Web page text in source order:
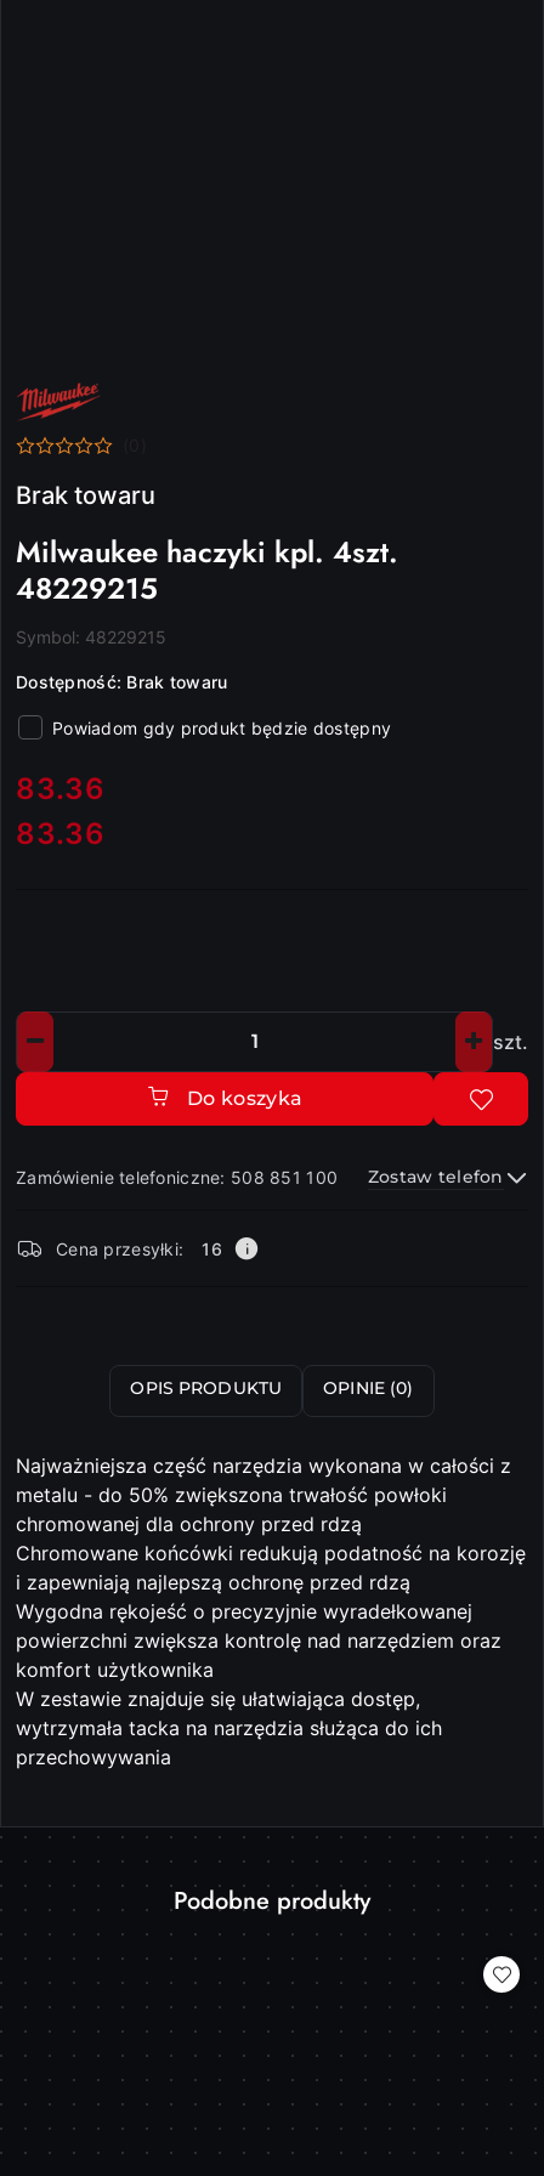
NAZWA
PRODUCENTA:
MILWAUKEE
Brak towaru
Milwaukee haczyki kpl. 4szt.
48229215
Symbol: 48229215
Dostępność: Brak towaru
Powiadom gdy produkt będzie dostępny
cena:
83.36
Cena:
83.36
Ilość szt.
Do koszyka
Zamówienie telefoniczne: 508 851 100 Zostaw telefon
i
Cena przesyłki: 16
OPIS PRODUKTU OPINIE (0)
Najważniejsza część narzędzia wykonana w całości z
metalu - do 50% zwiększona trwałość powłoki
chromowanej dla ochrony przed rdzą
Chromowane końcówki redukują podatność na korozję
i zapewniają najlepszą ochronę przed rdzą
Wygodna rękojeść o precyzyjnie wyradełkowanej
powierzchni zwiększa kontrolę nad narzędziem oraz
komfort użytkownika
W zestawie znajduje się ułatwiająca dostęp,
wytrzymała tacka na narzędzia służąca do ich
przechowywania
Pomiń karuzelę produktów
Produkty
statusie:
Podobne produkty